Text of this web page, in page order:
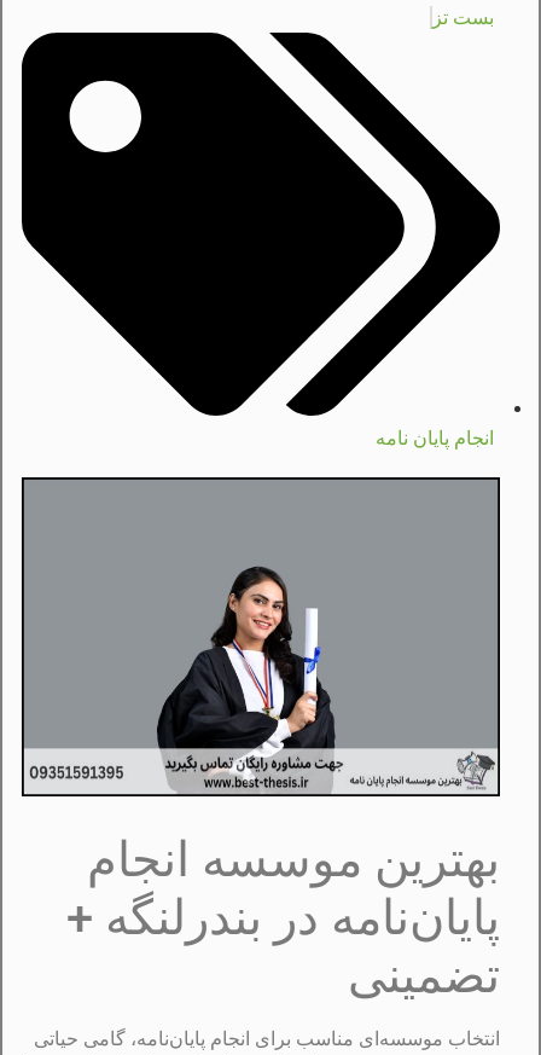
بست تز
انجام پایان نامه
بهترین موسسه انجام
پایان‌نامه در بندرلنگه +
تضمینی
انتخاب موسسه‌ای مناسب برای انجام پایان‌نامه، گامی حیاتی